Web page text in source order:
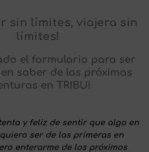
sin límites, viajera sin
límites!
el formulario para ser
saber de las próximas
en TRIBU!
y feliz de sentir que algo en
ser de las primeras en
enterarme de los próximos